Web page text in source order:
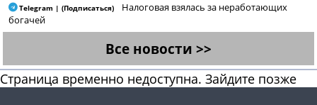
Telegram | (Подписаться)
Налоговая взялась за неработающих
богачей
Все новости >>
Страница временно недоступна. Зайдите позже